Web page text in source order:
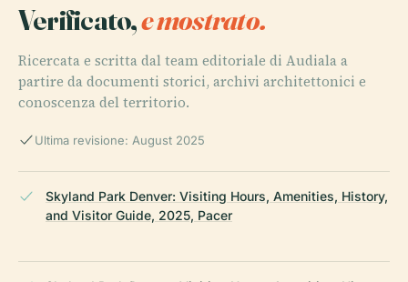
Verificato,e mostrato.
Ricercata e scritta dal team editoriale di Audiala a
partire da documenti storici, archivi architettonici e
conoscenza del territorio.
Ultima revisione: August 2025
Skyland Park Denver: Visiting Hours, Amenities, History,
and Visitor Guide, 2025, Pacer